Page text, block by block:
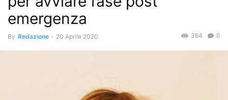
emergenza
By Redazione - 20 Aprile 2020 0
364